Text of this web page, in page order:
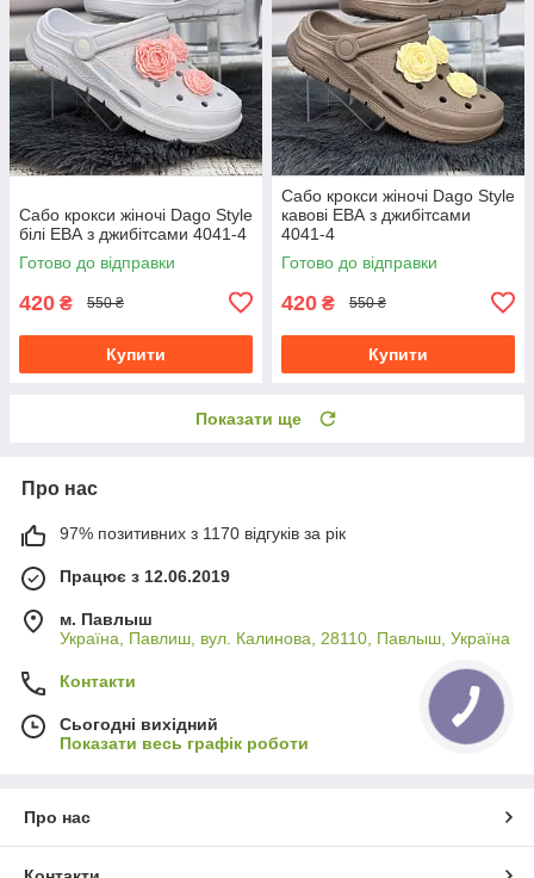
Сабо крокси жіночі Dago Style
білі ЕВА з джибітсами 4041-4
Готово до відправки
420 ₴ 550 ₴
Купити
Сабо крокси жіночі Dago Style
кавові ЕВА з джибітсами
4041-4
Готово до відправки
420 ₴ 550 ₴
Купити
Показати ще
Про нас
97% позитивних з 1170 відгуків за рік
Працює з 12.06.2019
м. Павлыш
Україна, Павлиш, вул. Калинова, 28110, Павлыш, Україна
Контакти
Сьогодні вихідний
Показати весь графік роботи
Про нас